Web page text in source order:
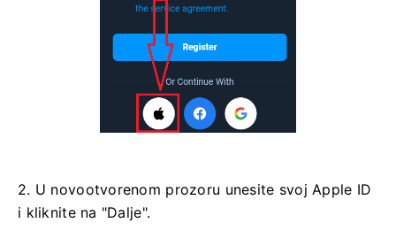
2. U novootvorenom prozoru unesite svoj Apple ID
i kliknite na "Dalje".